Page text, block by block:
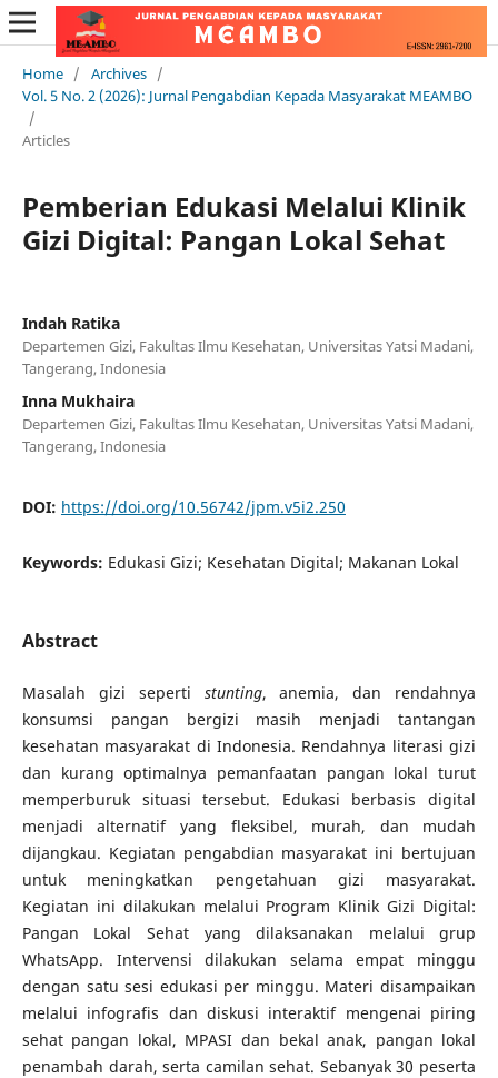
Home / Archives /
Vol. 5 No. 2 (2026): Jurnal Pengabdian Kepada Masyarakat MEAMBO
/
Articles
Pemberian Edukasi Melalui Klinik
Gizi Digital: Pangan Lokal Sehat
Indah Ratika
Departemen Gizi, Fakultas Ilmu Kesehatan, Universitas Yatsi Madani,
Tangerang, Indonesia
Inna Mukhaira
Departemen Gizi, Fakultas Ilmu Kesehatan, Universitas Yatsi Madani,
Tangerang, Indonesia
DOI: https://doi.org/10.56742/jpm.v5i2.250
Keywords: Edukasi Gizi; Kesehatan Digital; Makanan Lokal
Abstract
Masalah gizi seperti stunting, anemia, dan rendahnya
konsumsi pangan bergizi masih menjadi tantangan
kesehatan masyarakat di Indonesia. Rendahnya literasi gizi
dan kurang optimalnya pemanfaatan pangan lokal turut
memperburuk situasi tersebut. Edukasi berbasis digital
menjadi alternatif yang fleksibel, murah, dan mudah
dijangkau. Kegiatan pengabdian masyarakat ini bertujuan
untuk meningkatkan pengetahuan gizi masyarakat.
Kegiatan ini dilakukan melalui Program Klinik Gizi Digital:
Pangan Lokal Sehat yang dilaksanakan melalui grup
WhatsApp. Intervensi dilakukan selama empat minggu
dengan satu sesi edukasi per minggu. Materi disampaikan
melalui infografis dan diskusi interaktif mengenai piring
sehat pangan lokal, MPASI dan bekal anak, pangan lokal
penambah darah, serta camilan sehat. Sebanyak 30 peserta